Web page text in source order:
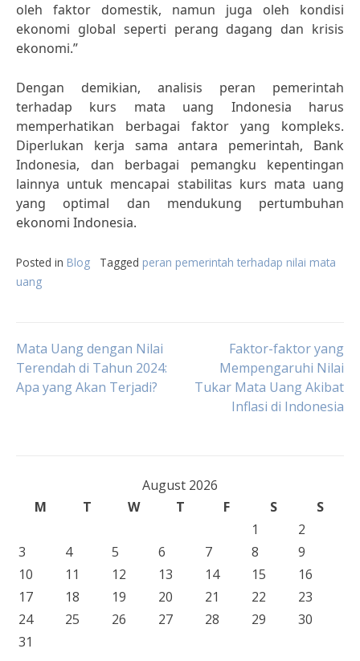
oleh faktor domestik, namun juga oleh kondisi
ekonomi global seperti perang dagang dan krisis
ekonomi.”
Dengan demikian, analisis peran pemerintah
terhadap kurs mata uang Indonesia harus
memperhatikan berbagai faktor yang kompleks.
Diperlukan kerja sama antara pemerintah, Bank
Indonesia, dan berbagai pemangku kepentingan
lainnya untuk mencapai stabilitas kurs mata uang
yang optimal dan mendukung pertumbuhan
ekonomi Indonesia.
Posted in Blog Tagged peran pemerintah terhadap nilai mata
uang
Post
navigation
Mata Uang dengan Nilai
Terendah di Tahun 2024:
Apa yang Akan Terjadi?
Faktor-faktor yang
Mempengaruhi Nilai
Tukar Mata Uang Akibat
Inflasi di Indonesia
August 2026
M
T W T F S
S
1
2
3
4 5 6 7 8
9
10
11 12 13 14 15
16
17
18 19 20 21 22
23
24
25 26 27 28 29
30
31